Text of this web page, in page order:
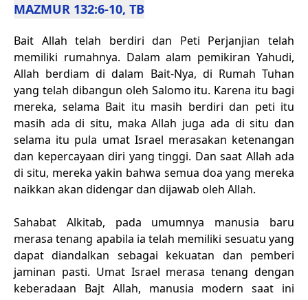
MAZMUR 132:6-10, TB
Bait Allah telah berdiri dan Peti Perjanjian telah
memiliki rumahnya. Dalam alam pemikiran Yahudi,
Allah berdiam di dalam Bait-Nya, di Rumah Tuhan
yang telah dibangun oleh Salomo itu. Karena itu bagi
mereka, selama Bait itu masih berdiri dan peti itu
masih ada di situ, maka Allah juga ada di situ dan
selama itu pula umat Israel merasakan ketenangan
dan kepercayaan diri yang tinggi. Dan saat Allah ada
di situ, mereka yakin bahwa semua doa yang mereka
naikkan akan didengar dan dijawab oleh Allah.
Sahabat Alkitab, pada umumnya manusia baru
merasa tenang apabila ia telah memiliki sesuatu yang
dapat diandalkan sebagai kekuatan dan pemberi
jaminan pasti. Umat Israel merasa tenang dengan
keberadaan Bajt Allah, manusia modern saat ini